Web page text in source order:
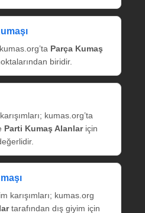
Parça Kumaş
biridir.
kumas.org’ta
Parti Kumaş Alanlariçin
karışımları; kumas.org
tarafından dış giyim için